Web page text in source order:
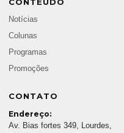
CONTEÚDO
Notícias
Colunas
Programas
Promoções
CONTATO
Endereço:
Av. Bias fortes 349, Lourdes,